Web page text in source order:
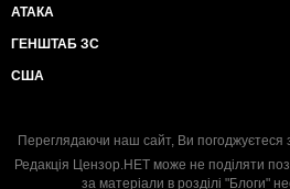
АТАКА
ГЕНШТАБ ЗС
США
Переглядаючи наш сайт, Ви погоджуєтеся
Редакція Цензор.НЕТ може не поділяти
за матеріали в розділі "Блоги"